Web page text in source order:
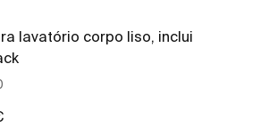
lavatório corpo liso, inclui